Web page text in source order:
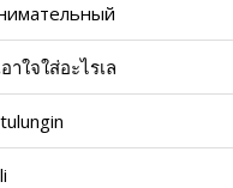
าใจใส่อะไรเล